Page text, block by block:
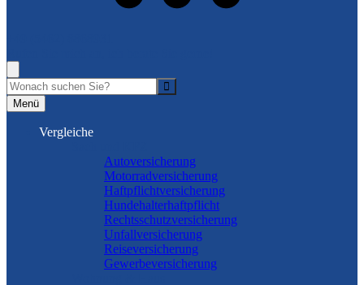
Menü
Vergleiche
Autoversicherung
Motorradversicherung
Haftpflichtversicherung
Hundehalterhaftpflicht
Rechtsschutzversicherung
Unfallversicherung
Reiseversicherung
Gewerbeversicherung